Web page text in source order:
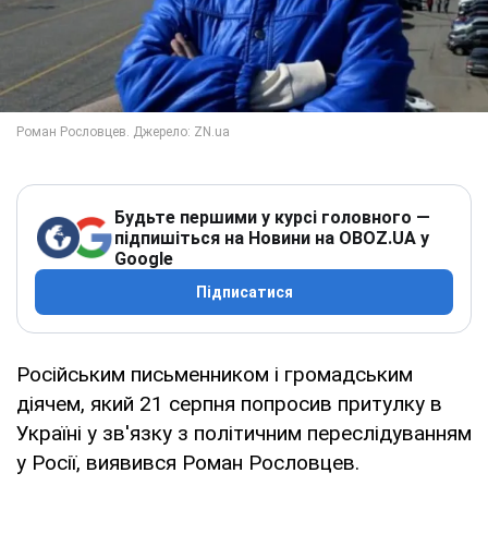
Будьте першими у курсі головного —
підпишіться на Новини на OBOZ.UA у
Google
Підписатися
Російським письменником і громадським
діячем, який 21 серпня попросив притулку в
Україні у зв'язку з політичним переслідуванням
у Росії, виявився Роман Рословцев.